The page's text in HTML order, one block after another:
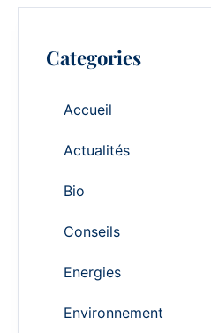
Categories
Accueil
Actualités
Bio
Conseils
Energies
Environnement